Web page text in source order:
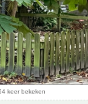
keer bekeken